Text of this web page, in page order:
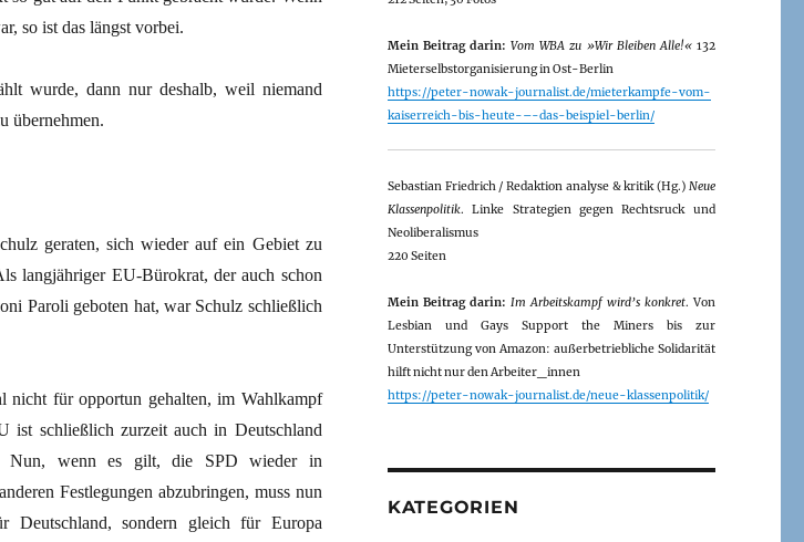
so ist das längst vorbei.
wurde, dann nur deshalb, weil niemand
übernehmen.
geraten, sich wieder auf ein Gebiet zu
langjähriger EU-Bürokrat, der auch schon
Paroli geboten hat, war Schulz schließlich
nicht für opportun gehalten, im Wahlkampf
ist schließlich zurzeit auch in Deutschland
Nun, wenn es gilt, die SPD wieder in
Festlegungen abzubringen, muss nun
sondern gleich für Europa
Mein Beitrag darin: Vom WBA zu »Wir Bleiben Alle!«132
Mieterselbstorganisierung in Ost-Berlin
https://peter-nowak-journalist.de/mieterkampfe-vom-
kaiserreich-bis-heute-–-das-beispiel-berlin/
Sebastian Friedrich / Redaktion analyse & kritik (Hg.) Neue
Klassenpolitik. Linke Strategien gegen Rechtsruck und
Neoliberalismus
220 Seiten
Mein Beitrag darin: Im Arbeitskampf wird’s konkret. Von
Lesbian und Gays Support the Miners bis zur
Unterstützung von Amazon: außerbetriebliche Solidarität
hilft nicht nur den Arbeiter_innen
https://peter-nowak-journalist.de/neue-klassenpolitik/
KATEGORIEN